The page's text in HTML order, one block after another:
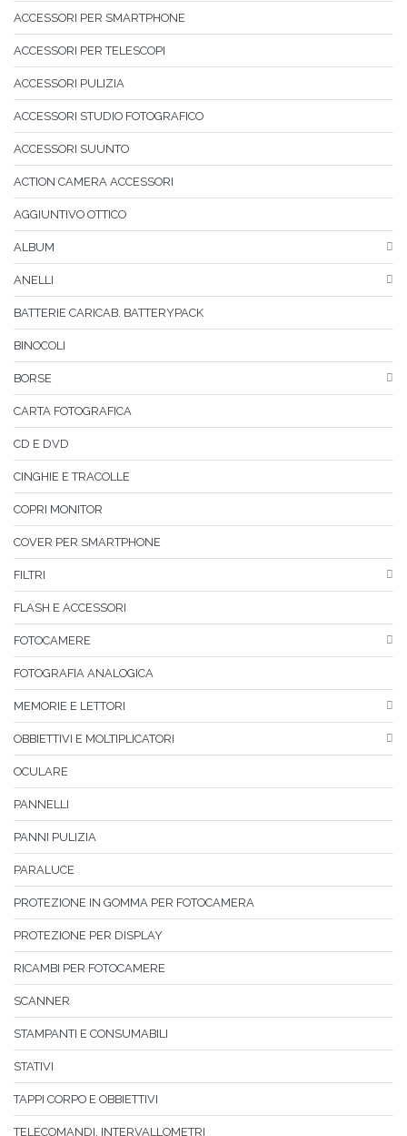
ACCESSORI PER SMARTPHONE
ACCESSORI PER TELESCOPI
ACCESSORI PULIZIA
ACCESSORI STUDIO FOTOGRAFICO
ACCESSORI SUUNTO
ACTION CAMERA ACCESSORI
AGGIUNTIVO OTTICO
ALBUM
ANELLI
BATTERIE CARICAB. BATTERYPACK
BINOCOLI
BORSE
CARTA FOTOGRAFICA
CD E DVD
CINGHIE E TRACOLLE
COPRI MONITOR
COVER PER SMARTPHONE
FILTRI
FLASH E ACCESSORI
FOTOCAMERE
FOTOGRAFIA ANALOGICA
MEMORIE E LETTORI
OBBIETTIVI E MOLTIPLICATORI
OCULARE
PANNELLI
PANNI PULIZIA
PARALUCE
PROTEZIONE IN GOMMA PER FOTOCAMERA
PROTEZIONE PER DISPLAY
RICAMBI PER FOTOCAMERE
SCANNER
STAMPANTI E CONSUMABILI
STATIVI
TAPPI CORPO E OBBIETTIVI
TELECOMANDI, INTERVALLOMETRI